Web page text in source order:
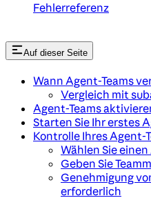
Fehlerreferenz
Auf dieser Seite
Wann Agent-Teams
Vergleich mit
Agent-Teams
Starten Sie Ihr erstes
Kontrolle Ihres Agent-
Wählen Sie
Geben Sie
Genehmigung
erforderlich